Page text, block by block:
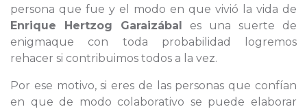
persona que fue y el modo en que vivió la vida de
Enrique Hertzog Garaizábal es una suerte de
enigmaque con toda probabilidad logremos
rehacer si contribuimos todos a la vez.
Por ese motivo, si eres de las personas que confían
en que de modo colaborativo se puede elaborar